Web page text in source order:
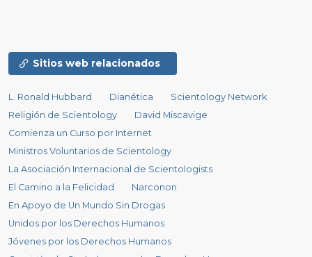
Sitios web relacionados
L. Ronald Hubbard Dianética
Scientology Network
Religión de Scientology
David Miscavige
Comienza un Curso por Internet
Ministros Voluntarios de Scientology
La Asociación Internacional de Scientologists
El Camino a la Felicidad
Narconon
En Apoyo de Un Mundo Sin Drogas
Unidos por los Derechos Humanos
Jóvenes por los Derechos Humanos